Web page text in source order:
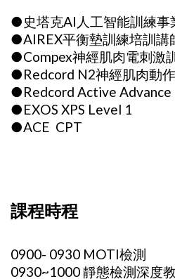
●史塔克AI人工智能訓練事
●AIREX平衡墊訓練培訓講
●Compex神經肌肉電刺激
●Redcord N2神經肌肉動
●Redcord Active Advance
●EXOS XPS Level 1
●ACE CPT
課程時程
0900- 0930 MOTI檢測
0930~1000 靜態檢測深度